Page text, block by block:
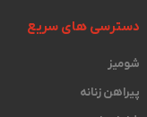
دسترسی های سریع
شومیز
پیراهن زنانه